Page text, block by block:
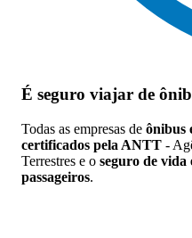
É seguro viajar de
Todas as empresas de ônibus
certificados pela ANTT -
Terrestres e o seguro de vida
passageiros.